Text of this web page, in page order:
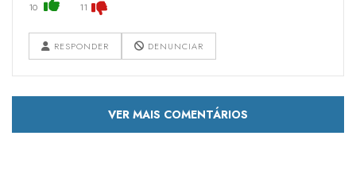
10 11
RESPONDER DENUNCIAR
VER MAIS COMENTÁRIOS